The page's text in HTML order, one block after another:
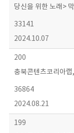
당신을 위한 노래>
33141
2024.10.07
200
충북콘텐츠코리아
36864
2024.08.21
199